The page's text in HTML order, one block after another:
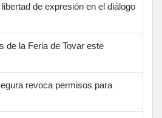
de expresión en el diálogo
de la Feria de Tovar este
revoca permisos para